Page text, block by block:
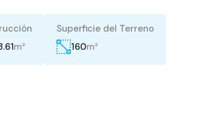
m²
Superficie del Terreno
160m²